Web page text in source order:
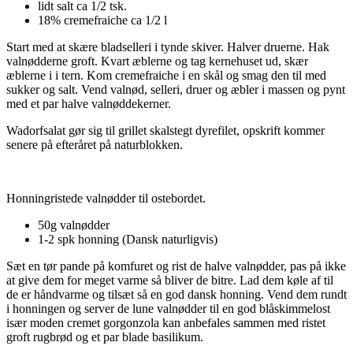
lidt salt ca 1/2 tsk.
18% cremefraiche ca 1/2 l
Start med at skære bladselleri i tynde skiver. Halver druerne. Hak
valnødderne groft. Kvart æblerne og tag kernehuset ud, skær
æblerne i i tern. Kom cremefraiche i en skål og smag den til med
sukker og salt. Vend valnød, selleri, druer og æbler i massen og pynt
med et par halve valnøddekerner.
Wadorfsalat gør sig til grillet skalstegt dyrefilet, opskrift kommer
senere på efteråret på naturblokken.
Honningristede valnødder til ostebordet.
50g valnødder
1-2 spk honning (Dansk naturligvis)
Sæt en tør pande på komfuret og rist de halve valnødder, pas på ikke
at give dem for meget varme så bliver de bitre. Lad dem køle af til
de er håndvarme og tilsæt så en god dansk honning. Vend dem rundt
i honningen og server de lune valnødder til en god blåskimmelost
især moden cremet gorgonzola kan anbefales sammen med ristet
groft rugbrød og et par blade basilikum.